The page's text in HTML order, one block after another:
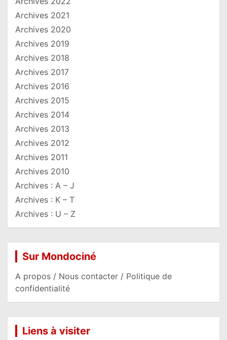
Archives 2021
Archives 2020
Archives 2019
Archives 2018
Archives 2017
Archives 2016
Archives 2015
Archives 2014
Archives 2013
Archives 2012
Archives 2011
Archives 2010
Archives : A – J
Archives : K – T
Archives : U – Z
Sur Mondociné
A propos / Nous contacter / Politique de
confidentialité
Liens à visiter